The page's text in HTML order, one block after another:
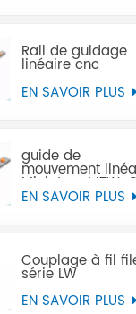
Rail de guidage
linéaire cnc
Miniature MTN-
OEM ODM
EN SAVOIR PLUS
guide de
mouvement
Miniature MTW-
H OEM ODM
EN SAVOIR PLUS
Couplage à fil
série LW
EN SAVOIR PLUS